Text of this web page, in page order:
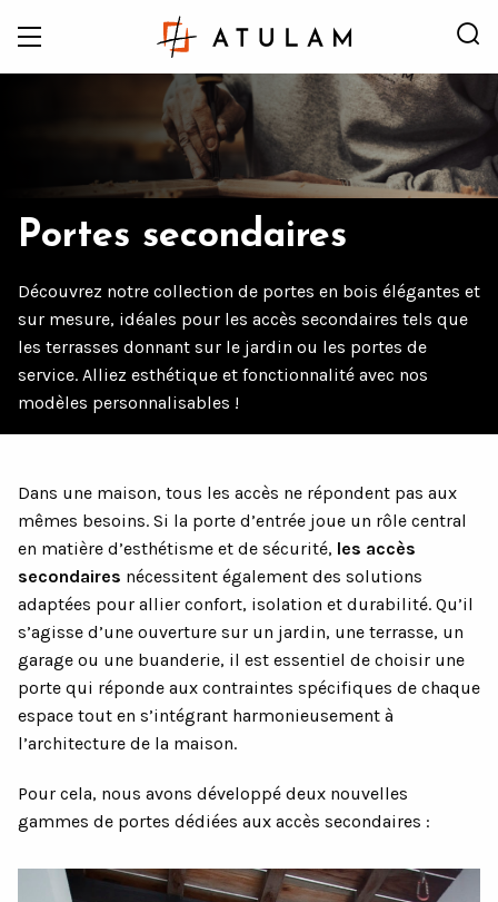
Accueil Portes Portes secondaires
Portes secondaires
Découvrez notre collection de portes en bois élégantes et
sur mesure, idéales pour les accès secondaires tels que
les terrasses donnant sur le jardin ou les portes de
service. Alliez esthétique et fonctionnalité avec nos
modèles personnalisables !
Dans une maison, tous les accès ne répondent pas aux
mêmes besoins. Si la porte d’entrée joue un rôle central
en matière d’esthétisme et de sécurité, les accès
secondaires nécessitent également des solutions
adaptées pour allier confort, isolation et durabilité. Qu’il
s’agisse d’une ouverture sur un jardin, une terrasse, un
garage ou une buanderie, il est essentiel de choisir une
porte qui réponde aux contraintes spécifiques de chaque
espace tout en s’intégrant harmonieusement à
l’architecture de la maison.
Pour cela, nous avons développé deux nouvelles
gammes de portes dédiées aux accès secondaires :